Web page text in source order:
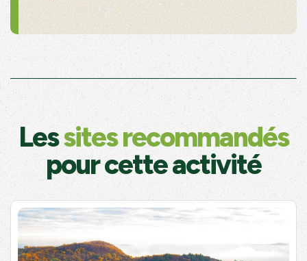
Lessites recommandés
pour cette activité